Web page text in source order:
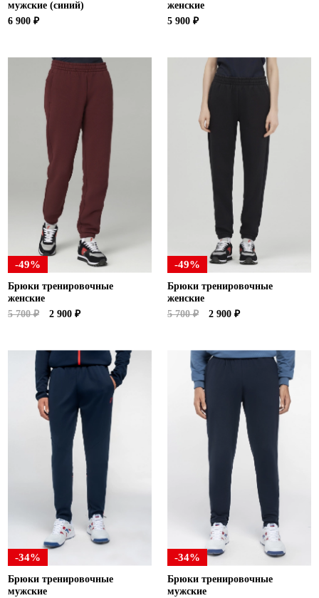
мужские (синий)
6 900 ₽
женские
5 900 ₽
-49%
Брюки тренировочные
женские
5 700 ₽
2 900 ₽
-49%
Брюки тренировочные
женские
5 700 ₽
2 900 ₽
-34%
Брюки тренировочные
мужские
-34%
Брюки тренировочные
мужские